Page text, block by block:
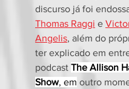
discurso já foi
Thomas Raggi e
Angelis, além do
ter explicado em
podcast The Allison
Show, em outro